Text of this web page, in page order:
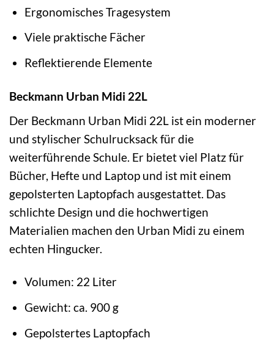
Ergonomisches Tragesystem
Viele praktische Fächer
Reflektierende Elemente
Beckmann Urban Midi 22L
Der Beckmann Urban Midi 22L ist ein moderner
und stylischer Schulrucksack für die
weiterführende Schule. Er bietet viel Platz für
Bücher, Hefte und Laptop und ist mit einem
gepolsterten Laptopfach ausgestattet. Das
schlichte Design und die hochwertigen
Materialien machen den Urban Midi zu einem
echten Hingucker.
Volumen: 22 Liter
Gewicht: ca. 900 g
Gepolstertes Laptopfach